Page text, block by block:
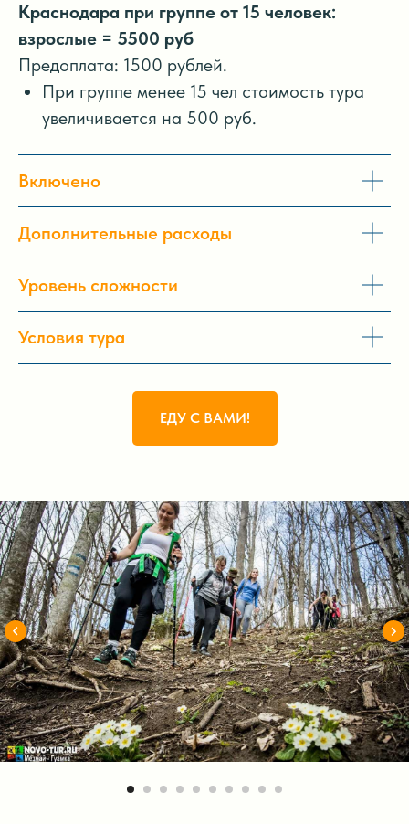
Краснодара при группе от 15 человек:
взрослые = 5500 руб
Предоплата: 1500 рублей.
При группе менее 15 чел стоимость тура
увеличивается на 500 руб.
Включено
Дополнительные расходы
Уровень сложности
Условия тура
ЕДУ С ВАМИ!